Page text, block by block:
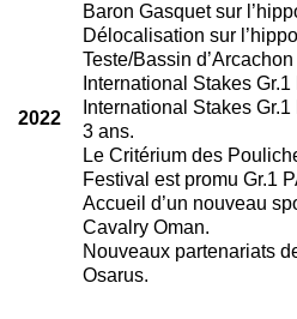
2022
Baron Gasquet sur
Délocalisation sur
Teste/Bassin
International Stakes Gr.1
International Stakes
3 ans.
Le Critérium des
Festival est promu Gr.1
Accueil d’un nouveau
Cavalry Oman.
Nouveaux partenariats
Osarus.